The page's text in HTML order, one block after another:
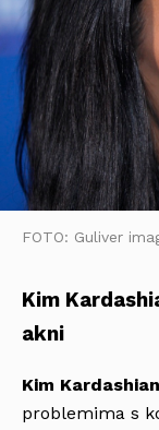
FOTO: Guliver
Kim
akni
Kim Kardashian
problemima s